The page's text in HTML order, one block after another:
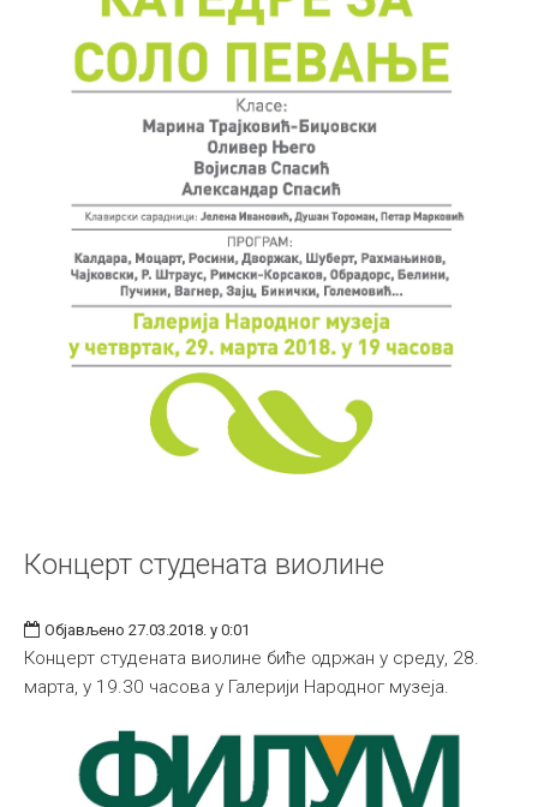
Концерт студената виолине
Објављено 27.03.2018. у 0:01
Концерт студената виолине биће одржан у среду, 28.
марта, у 19.30 часова у Галерији Народног музеја.